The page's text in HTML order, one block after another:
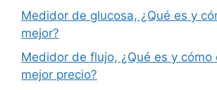
Medidor de glucosa, ¿Qué es y
mejor?
Medidor de flujo, ¿Qué es y cómo
mejor precio?